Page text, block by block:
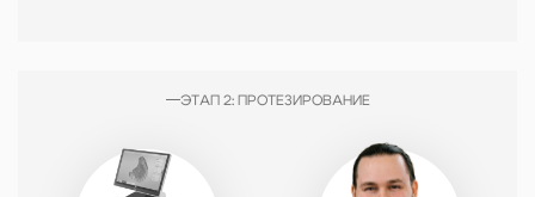
ЭТАП 2: ПРОТЕЗИРОВАНИЕ